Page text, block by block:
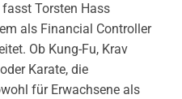
fasst Torsten Hass
als Financial Controller
Ob Kung-Fu, Krav
Karate, die
für Erwachsene als